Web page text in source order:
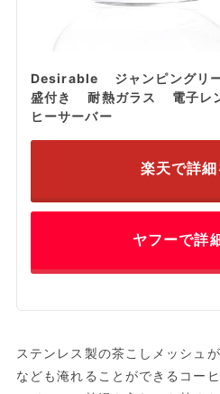
Desirable ジャンピングリ
盛付き 耐熱ガラス 電子
ヒーサーバー
楽天で詳細
ヤフーで詳
ステンレス製の茶こしメッシュ
なども淹れることができるコー